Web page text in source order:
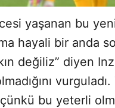
yaşanan bu
hayali bir anda
değiliz” diyen
bu yeterli